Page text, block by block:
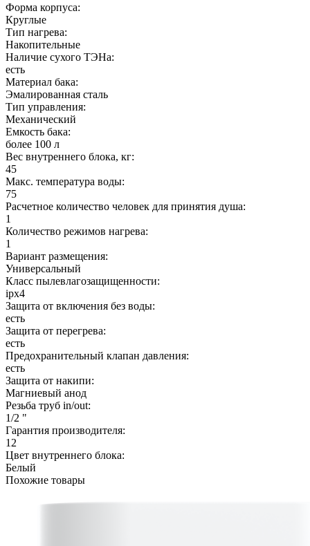
Форма корпуса:
Круглые
Тип нагрева:
Накопительные
Наличие сухого ТЭНа:
есть
Материал бака:
Эмалированная сталь
Тип управления:
Механический
Емкость бака:
более 100 л
Вес внутреннего блока, кг:
45
Макс. температура воды:
75
Расчетное количество человек для принятия душа:
1
Количество режимов нагрева:
1
Вариант размещения:
Универсальный
Класс пылевлагозащищенности:
ipx4
Защита от включения без воды:
есть
Защита от перегрева:
есть
Предохранительный клапан давления:
есть
Защита от накипи:
Магниевый анод
Резьба труб in/out:
1/2 "
Гарантия производителя:
12
Цвет внутреннего блока:
Белый
Похожие товары